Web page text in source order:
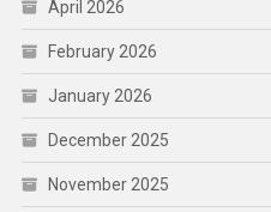
April 2026
February 2026
January 2026
December 2025
November 2025